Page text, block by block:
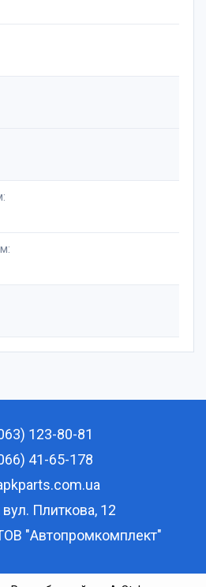
123-80-81
41-65-178
вул. Плиткова, 12
"Автопромкомплект"